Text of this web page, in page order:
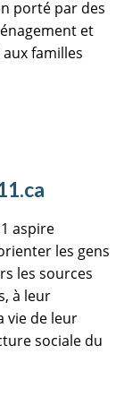
porté par des
et
familles
aspire
les gens
les sources
à leur
vie de leur
sociale du